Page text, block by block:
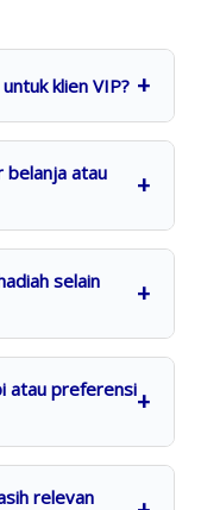
klien VIP?
belanja atau
selain
atau preferensi
relevan